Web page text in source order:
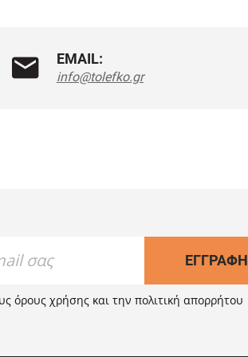
EMAIL:
info@tolefko.gr
ΕΓΓΡΑΦΉ
όρους χρήσης και την πολιτική απορρήτου